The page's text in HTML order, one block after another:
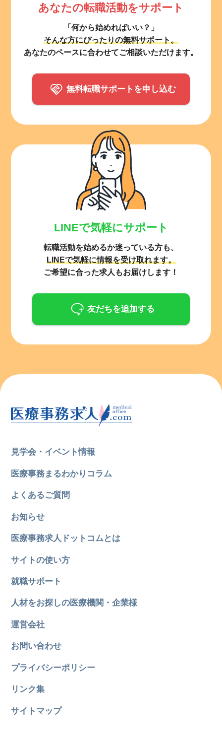
あなたの転職活動をサポート
「何から始めればいい？」
そんな方にぴったりの無料サポート。
あなたのペースに合わせてご相談いただけます。
無料転職サポートを申し込む
LINEで気軽にサポート
転職活動を始めるか迷っている方も、
LINEで気軽に情報を受け取れます。
ご希望に合った求人もお届けします！
友だちを追加する
見学会・イベント情報
医療事務まるわかりコラム
よくあるご質問
お知らせ
医療事務求人ドットコムとは
サイトの使い方
就職サポート
人材をお探しの医療機関・企業様
運営会社
お問い合わせ
プライバシーポリシー
リンク集
サイトマップ